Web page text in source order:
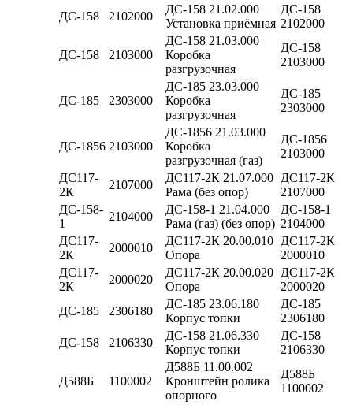
ДС-158 2102000
ДС-158 21.02.000
Установка приёмная
ДС-158
2102000
ДС-158 2103000
ДС-158 21.03.000
Коробка
разгрузочная
ДС-158
2103000
ДС-185 2303000
ДС-185 23.03.000
Коробка
разгрузочная
ДС-185
2303000
ДС-1856 2103000
ДС-1856 21.03.000
Коробка
разгрузочная (газ)
ДС-1856
2103000
ДС117-
2К
2107000
ДС117-2К 21.07.000
Рама (без опор)
ДС117-2К
2107000
ДС-158-
1
2104000
ДС-158-1 21.04.000
Рама (газ) (без опор)
ДС-158-1
2104000
ДС117-
2К
2000010
ДС117-2К 20.00.010
Опора
ДС117-2К
2000010
ДС117-
2К
2000020
ДС117-2К 20.00.020
Опора
ДС117-2К
2000020
ДС-185
2306180
ДС-185 23.06.180
Корпус топки
ДС-185
2306180
ДС-158
2106330
ДС-158 21.06.330
Корпус топки
ДС-158
2106330
Д588Б 1100002
Д588Б 11.00.002
Кронштейн ролика
опорного
Д588Б
1100002